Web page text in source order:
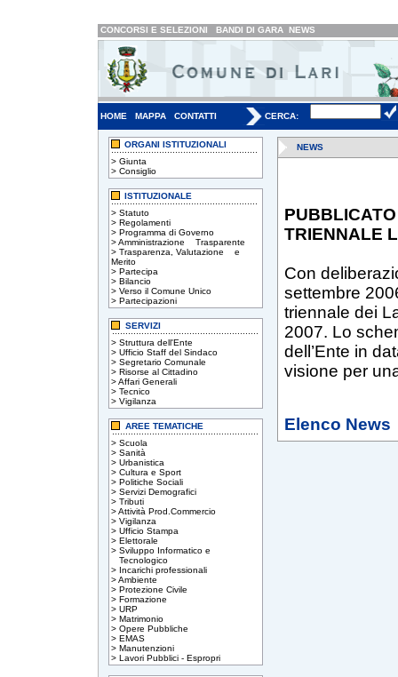
CONCORSI E SELEZIONI BANDI DI GARA NEWS
HOME MAPPA CONTATTI CERCA:
ORGANI ISTITUZIONALI
> Giunta
> Consiglio
ISTITUZIONALE
> Statuto
> Regolamenti
> Programma di Governo
>Amministrazione Trasparente
> Trasparenza, Valutazione e
Merito
> Partecipa
> Bilancio
> Verso il Comune Unico
> Partecipazioni
SERVIZI
> Struttura dell'Ente
> Ufficio Staff del Sindaco
> Segretario Comunale
> Risorse al Cittadino
>Affari Generali
> Tecnico
> Vigilanza
AREE TEMATICHE
> Scuola
> Sanità
> Urbanistica
> Cultura e Sport
> Politiche Sociali
> Servizi Demografici
> Tributi
>Attività Prod.Commercio
> Vigilanza
> Ufficio Stampa
> Elettorale
> Sviluppo Informatico e
Tecnologico
> Incarichi professionali
>Ambiente
> Protezione Civile
> Formazione
> URP
> Matrimonio
> Opere Pubbliche
> EMAS
> Manutenzioni
> Lavori Pubblici - Espropri
NEWS
TRIENNALE
Con
settembre
triennale dei
2007. Lo
dell’Ente in
visione per
Elenco News